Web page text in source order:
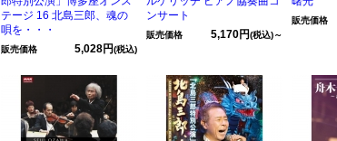
テージ 16 北島三郎、魂の
唄を・・・
販売価格 5,028円(税込)
ンサート
販売価格 5,170円(税込)～
販売価格